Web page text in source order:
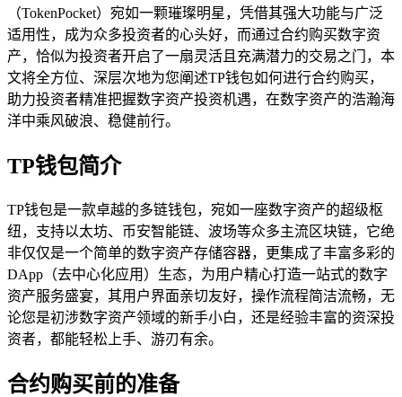
（TokenPocket）宛如一颗璀璨明星，凭借其强大功能与广泛
适用性，成为众多投资者的心头好，而通过合约购买数字资
产，恰似为投资者开启了一扇灵活且充满潜力的交易之门，本
文将全方位、深层次地为您阐述TP钱包如何进行合约购买，
助力投资者精准把握数字资产投资机遇，在数字资产的浩瀚海
洋中乘风破浪、稳健前行。
TP钱包简介
TP钱包是一款卓越的多链钱包，宛如一座数字资产的超级枢
纽，支持以太坊、币安智能链、波场等众多主流区块链，它绝
非仅仅是一个简单的数字资产存储容器，更集成了丰富多彩的
DApp（去中心化应用）生态，为用户精心打造一站式的数字
资产服务盛宴，其用户界面亲切友好，操作流程简洁流畅，无
论您是初涉数字资产领域的新手小白，还是经验丰富的资深投
资者，都能轻松上手、游刃有余。
合约购买前的准备